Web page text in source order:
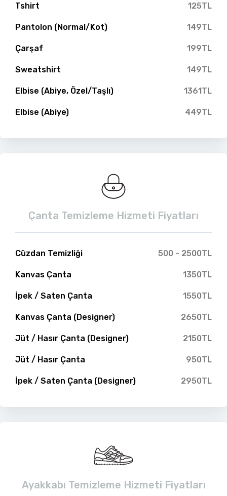
Tshirt 125TL
Pantolon (Normal/Kot) 149TL
Çarşaf 199TL
Sweatshirt 149TL
Elbise (Abiye, Özel/Taşlı) 1361TL
Elbise (Abiye) 449TL
Çanta Temizleme Hizmeti Fiyatları
Cüzdan Temizliği 500 - 2500TL
Kanvas Çanta 1350TL
İpek / Saten Çanta 1550TL
Kanvas Çanta (Designer) 2650TL
Jüt / Hasır Çanta (Designer) 2150TL
Jüt / Hasır Çanta 950TL
İpek / Saten Çanta (Designer) 2950TL
Ayakkabı Temizleme Hizmeti Fiyatları